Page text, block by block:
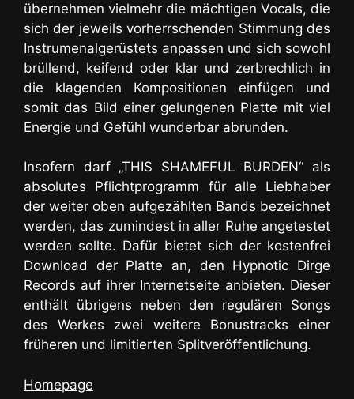
übernehmen vielmehr die mächtigen Vocals, die
sich der jeweils vorherrschenden Stimmung des
Instrumenalgerüstets anpassen und sich sowohl
brüllend, keifend oder klar und zerbrechlich in
die klagenden Kompositionen einfügen und
somit das Bild einer gelungenen Platte mit viel
Energie und Gefühl wunderbar abrunden.
Insofern darf „THIS SHAMEFUL BURDEN“ als
absolutes Pflichtprogramm für alle Liebhaber
der weiter oben aufgezählten Bands bezeichnet
werden, das zumindest in aller Ruhe angetestet
werden sollte. Dafür bietet sich der kostenfrei
Download der Platte an, den Hypnotic Dirge
Records auf ihrer Internetseite anbieten. Dieser
enthält übrigens neben den regulären Songs
des Werkes zwei weitere Bonustracks einer
früheren und limitierten Splitveröffentlichung.
Homepage